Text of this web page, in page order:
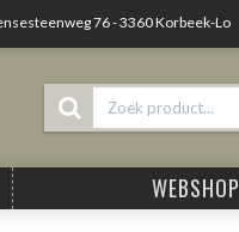
76 - 3360 Korbeek-Lo
WEBSHOP